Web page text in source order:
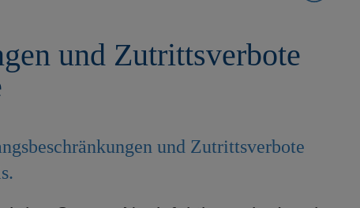
und Zutrittsverbote
und Zutrittsverbote